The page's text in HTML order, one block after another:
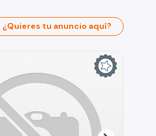
¿Quieres tu anuncio aquí?